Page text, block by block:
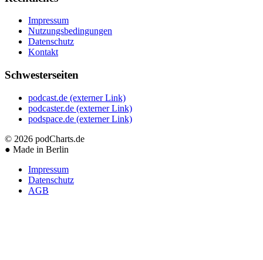
Impressum
Nutzungsbedingungen
Datenschutz
Kontakt
Schwesterseiten
podcast.de (externer Link)
podcaster.de (externer Link)
podspace.de (externer Link)
© 2026 podCharts.de
● Made in Berlin
Impressum
Datenschutz
AGB